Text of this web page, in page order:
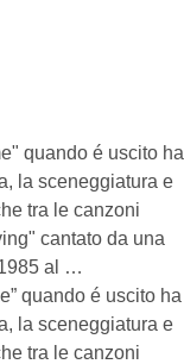
quando é uscito ha
la sceneggiatura e
tra le canzoni
cantato da una
al …
quando é uscito ha
la sceneggiatura e
tra le canzoni